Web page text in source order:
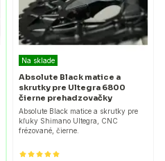
Na sklade
Absolute Black matice a
skrutky pre Ultegra 6800
čierne prehadzovačky
Absolute Black matice a skrutky pre
kľuky Shimano Ultegra, CNC
frézované, čierne.